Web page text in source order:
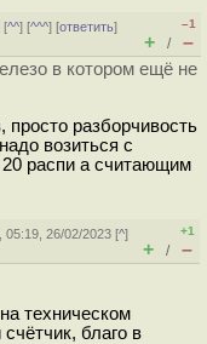
[^^] [^^^] [ответить]
–1
+ / –
в котором ещё не
просто разборчивость
возиться с
распи а считающим
05:19, 26/02/2023 [^]
+1
+ / –
техническом
благо в